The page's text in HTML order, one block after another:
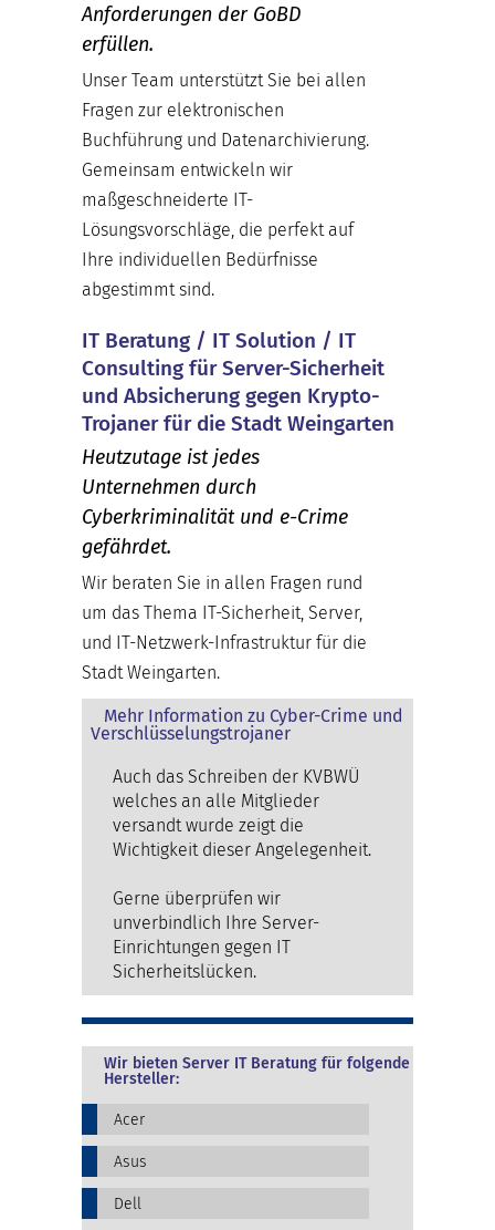
Anforderungen der GoBD
erfüllen.
Unser Team unterstützt Sie bei allen
Fragen zur elektronischen
Buchführung und Datenarchivierung.
Gemeinsam entwickeln wir
maßgeschneiderte IT-
Lösungsvorschläge, die perfekt auf
Ihre individuellen Bedürfnisse
abgestimmt sind.
IT Beratung / IT Solution / IT
Consulting für Server-Sicherheit
und Absicherung gegen Krypto-
Trojaner für die Stadt Weingarten
Heutzutage ist jedes
Unternehmen durch
Cyberkriminalität und e-Crime
gefährdet.
Wir beraten Sie in allen Fragen rund
um das Thema IT-Sicherheit, Server,
und IT-Netzwerk-Infrastruktur für die
Stadt Weingarten.
Mehr Information zu Cyber-Crime und
Verschlüsselungstrojaner
Auch das Schreiben der KVBWÜ
welches an alle Mitglieder
versandt wurde zeigt die
Wichtigkeit dieser Angelegenheit.
Gerne überprüfen wir
unverbindlich Ihre Server-
Einrichtungen gegen IT
Sicherheitslücken.
Wir bieten Server IT Beratung für folgende
Hersteller:
Acer
Asus
Dell